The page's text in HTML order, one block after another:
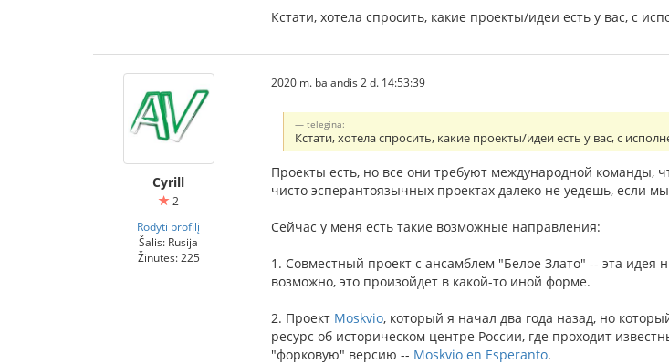
Кстати, хотела спросить, какие проекты/идеи есть у вас, с
Cyrill
2
Rodyti profilį
Šalis: Rusija
Žinutės: 225
2020 m. balandis 2 d. 14:53:39
telegina:
Кстати, хотела спросить, какие проекты/идеи есть у вас, с
Проекты есть, но все они требуют международной
чисто эсперантоязычных проектах далеко не уедешь, если
Сейчас у меня есть такие возможные направления:
1. Совместный проект с ансамблем "Белое Злато" -- эта идея
возможно, это произойдет в какой-то иной форме.
2. Проект Moskvio, который я начал два года назад, но
ресурс об историческом центре России, где проходит
"форковую" версию -- Moskvio en Esperanto.